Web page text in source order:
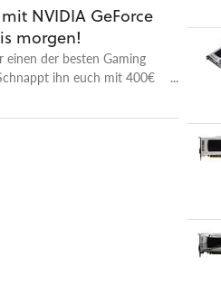
NVIDIA GeForce
morgen!
einen der besten Gaming
ihn euch mit 400€